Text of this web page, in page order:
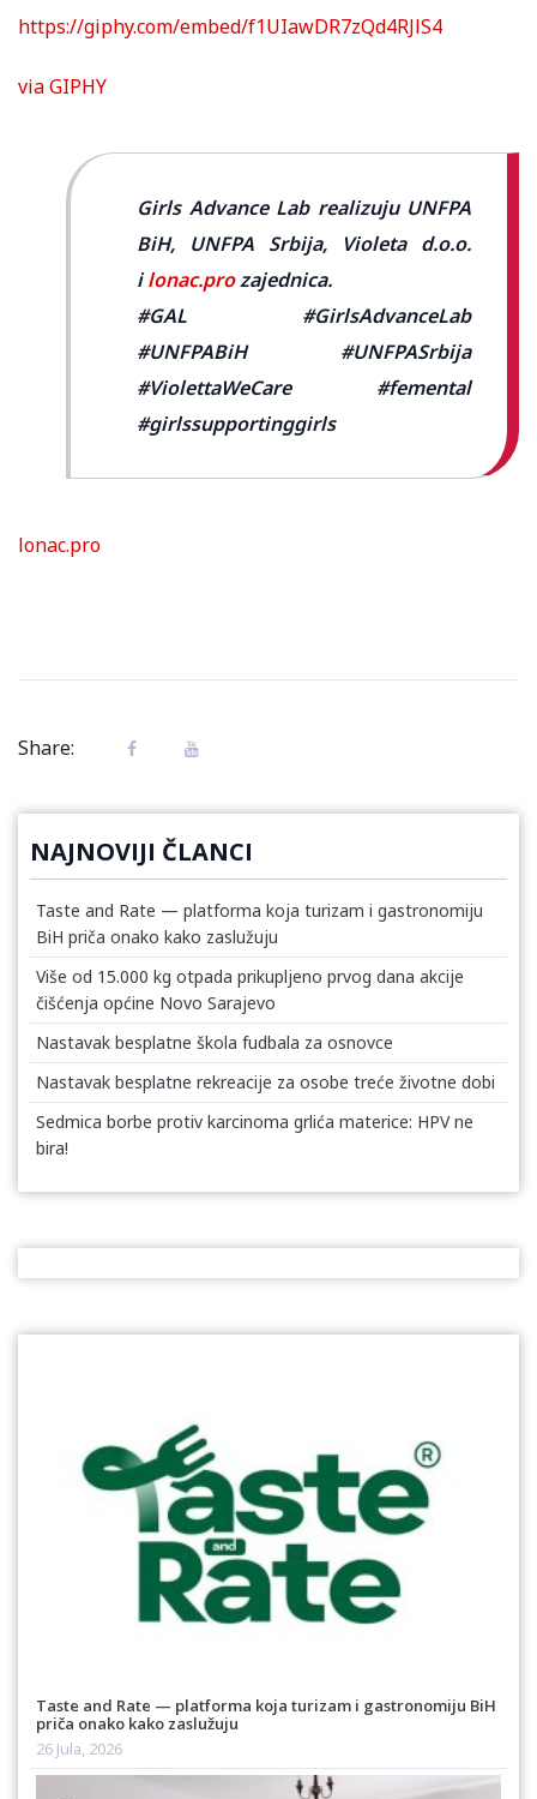
https://giphy.com/embed/f1UIawDR7zQd4RJlS4
via GIPHY
Girls Advance Lab realizuju UNFPA
BiH, UNFPA Srbija, Violeta d.o.o.
ilonac.prozajednica.
#GAL #GirlsAdvanceLab
#UNFPABiH #UNFPASrbija
#ViolettaWeCare #femental
#girlssupportinggirls
lonac.pro
Share:
NAJNOVIJI ČLANCI
Taste and Rate — platforma koja turizam i gastronomiju
BiH priča onako kako zaslužuju
Više od 15.000 kg otpada prikupljeno prvog dana akcije
čišćenja općine Novo Sarajevo
Nastavak besplatne škola fudbala za osnovce
Nastavak besplatne rekreacije za osobe treće životne dobi
Sedmica borbe protiv karcinoma grlića materice: HPV ne
bira!
Taste and Rate — platforma koja turizam i gastronomiju BiH
priča onako kako zaslužuju
26 Jula, 2026